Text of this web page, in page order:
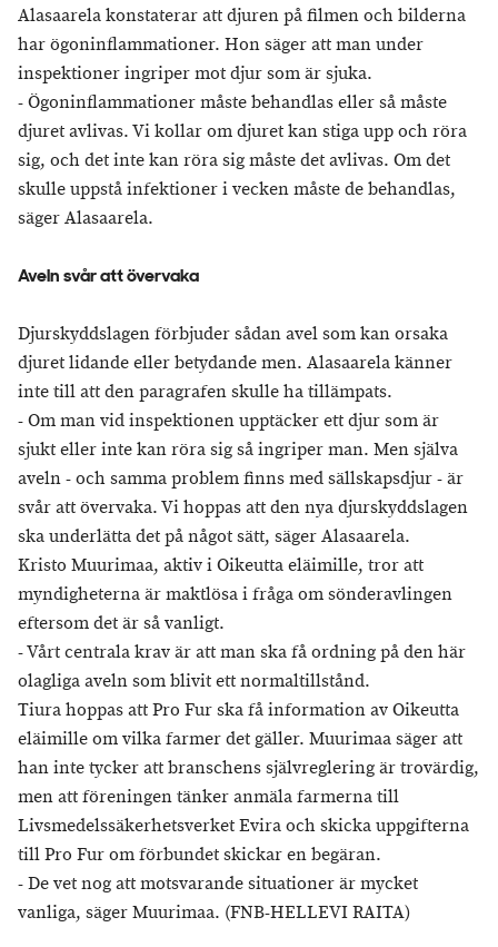
Alasaarela konstaterar att djuren på filmen och bilderna
har ögoninflammationer. Hon säger att man under
inspektioner ingriper mot djur som är sjuka.
- Ögoninflammationer måste behandlas eller så måste
djuret avlivas. Vi kollar om djuret kan stiga upp och röra
sig, och det inte kan röra sig måste det avlivas. Om det
skulle uppstå infektioner i vecken måste de behandlas,
säger Alasaarela.
Aveln svår att övervaka
Djurskyddslagen förbjuder sådan avel som kan orsaka
djuret lidande eller betydande men. Alasaarela känner
inte till att den paragrafen skulle ha tillämpats.
- Om man vid inspektionen upptäcker ett djur som är
sjukt eller inte kan röra sig så ingriper man. Men själva
aveln - och samma problem finns med sällskapsdjur - är
svår att övervaka. Vi hoppas att den nya djurskyddslagen
ska underlätta det på något sätt, säger Alasaarela.
Kristo Muurimaa, aktiv i Oikeutta eläimille, tror att
myndigheterna är maktlösa i fråga om sönderavlingen
eftersom det är så vanligt.
- Vårt centrala krav är att man ska få ordning på den här
olagliga aveln som blivit ett normaltillstånd.
Tiura hoppas att Pro Fur ska få information av Oikeutta
eläimille om vilka farmer det gäller. Muurimaa säger att
han inte tycker att branschens självreglering är trovärdig,
men att föreningen tänker anmäla farmerna till
Livsmedelssäkerhetsverket Evira och skicka uppgifterna
till Pro Fur om förbundet skickar en begäran.
- De vet nog att motsvarande situationer är mycket
vanliga, säger Muurimaa. (FNB-HELLEVI RAITA)